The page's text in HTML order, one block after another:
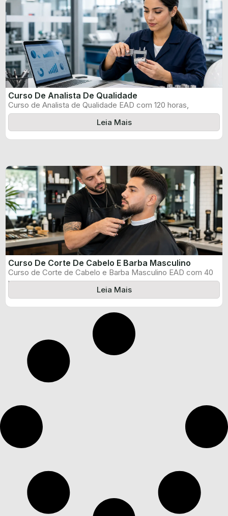
Curso De Analista De Qualidade
Curso de Analista de Qualidade EAD com 120 horas,
certificado informado pelo produtor ...
Leia Mais
Curso De Corte De Cabelo E Barba Masculino
Curso de Corte de Cabelo e Barba Masculino EAD com 40
horas, certificado ...
Leia Mais